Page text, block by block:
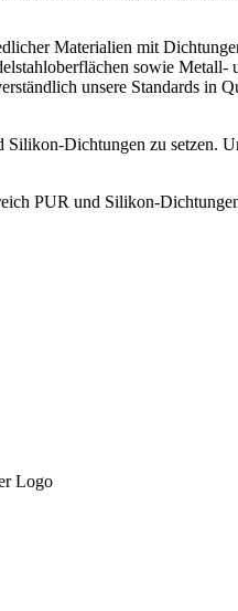
Materialien mit
sowie
unsere Standards in
Dichtungen zu setzen.
PUR und Silikon-